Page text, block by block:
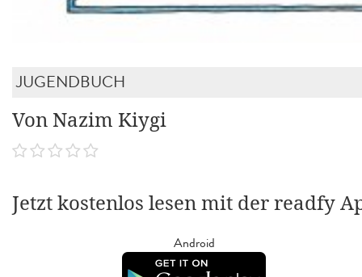
JUGENDBUCH
Von Nazim Kiygi
Jetzt kostenlos lesen mit der readfy
Android